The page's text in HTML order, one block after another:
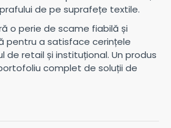
de pe suprafețe textile.
o perie de scame fiabilă și
pentru a satisface cerințele
de retail și instituțional. Un produs
complet de soluții de